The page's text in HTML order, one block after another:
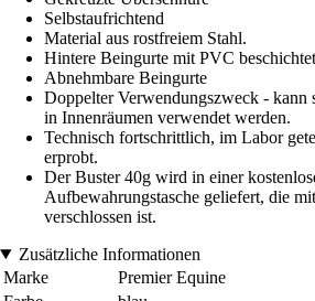
Selbstaufrichtend
Material aus rostfreiem Stahl.
Hintere Beingurte mit PVC beschichtet
Abnehmbare Beingurte
Doppelter Verwendungszweck - kann
in Innenräumen verwendet werden.
Technisch fortschrittlich, im Labor
erprobt.
Der Buster 40g wird in einer
Aufbewahrungstasche geliefert, die
verschlossen ist.
Zusätzliche Informationen
Marke
Premier Equine